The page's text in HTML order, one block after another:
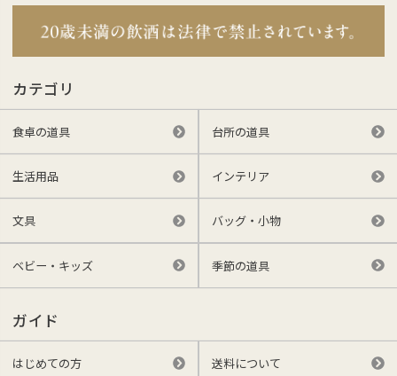
カテゴリ
食卓の道具 台所の道具
生活用品 インテリア
文具 バッグ・小物
ベビー・キッズ 季節の道具
ガイド
はじめての方 送料について